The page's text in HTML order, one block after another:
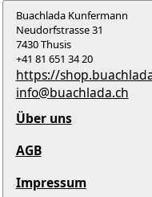
Buachlada Kunfermann
Neudorfstrasse 31
7430 Thusis
+41 81 651 34 20
https://
info@buachlada.ch
Über uns
AGB
Impressum